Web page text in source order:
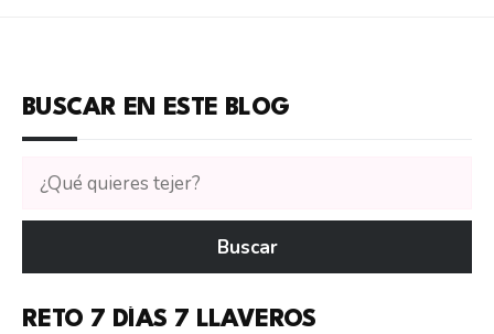
BUSCAR EN ESTE BLOG
Buscar
tutoriales
en
Buscar
RETO 7 DÍAS 7 LLAVEROS